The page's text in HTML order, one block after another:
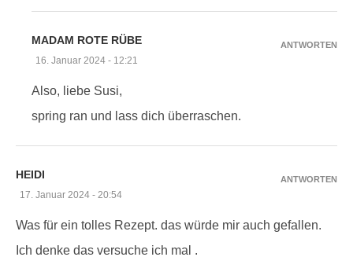
MADAM ROTE RÜBE
16. Januar 2024 - 12:21
Also, liebe Susi,
spring ran und lass dich überraschen.
ANTWORTEN
HEIDI
17. Januar 2024 - 20:54
Was für ein tolles Rezept. das würde mir auch gefallen.
Ich denke das versuche ich mal .
ANTWORTEN